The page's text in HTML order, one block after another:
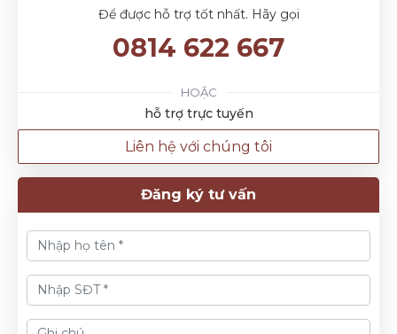
Để được hỗ trợ tốt nhất. Hãy gọi
0814 622 667
HOẶC
hỗ trợ trực tuyến
Liên hệ với chúng tôi
Đăng ký tư vấn